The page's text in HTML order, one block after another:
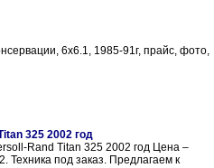
6х6.1, 1985-91г, прайс, фото,
325 2002 год
Rand Titan 325 2002 год Цена –
Техника под заказ. Предлагаем к